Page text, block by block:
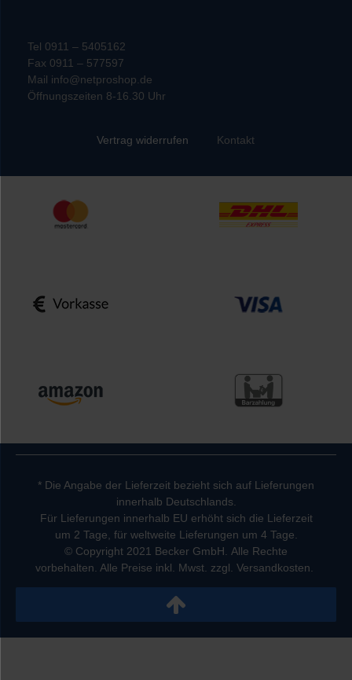
Tel 0911 – 5405162
Fax 0911 – 577597
Mail info@netproshop.de
Öffnungszeiten 8-16.30 Uhr
Vertrag widerrufen Kontakt
* Die Angabe der Lieferzeit bezieht sich auf Lieferungen
innerhalb Deutschlands.
Für Lieferungen innerhalb EU erhöht sich die Lieferzeit
um 2 Tage, für weltweite Lieferungen um 4 Tage.
© Copyright 2021 Becker GmbH. Alle Rechte
vorbehalten. Alle Preise inkl. Mwst. zzgl. Versandkosten.